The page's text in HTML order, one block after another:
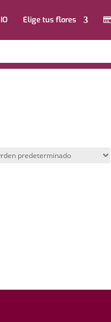
Elige tus flores